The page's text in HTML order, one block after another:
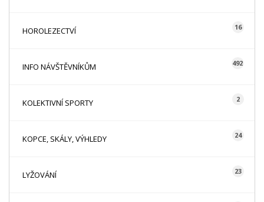
HOROLEZECTVÍ 16
INFO NÁVŠTĚVNÍKŮM 492
KOLEKTIVNÍ SPORTY 2
KOPCE, SKÁLY, VÝHLEDY 24
LYŽOVÁNÍ 23